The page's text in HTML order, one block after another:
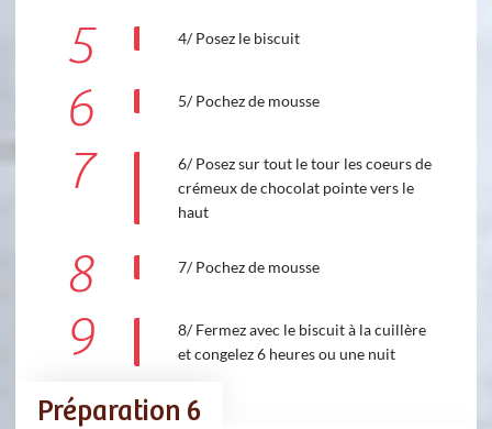
5 4/ Posez le biscuit
6 5/ Pochez de mousse
7
6/ Posez sur tout le tour les coeurs de
crémeux de chocolat pointe vers le
haut
8 7/ Pochez de mousse
9
8/ Fermez avec le biscuit à la cuillère
et congelez 6 heures ou une nuit
Préparation 6